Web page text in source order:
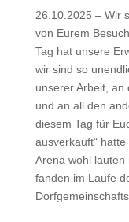
26.10.2025 – Wir
von Eurem
Tag hat unsere
wir sind so
unserer Arbeit, an
und an all den
diesem Tag für
ausverkauft“
Arena wohl
fanden im Laufe